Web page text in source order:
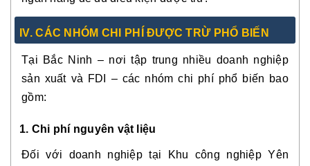
IV. CÁC NHÓM CHI PHÍ ĐƯỢC TRỪ PHỔ BIẾN
Tại Bắc Ninh – nơi tập trung nhiều doanh nghiệp
sản xuất và FDI – các nhóm chi phí phổ biến bao
gồm:
1. Chi phí nguyên vật liệu
Đối với doanh nghiệp tại Khu công nghiệp Yên